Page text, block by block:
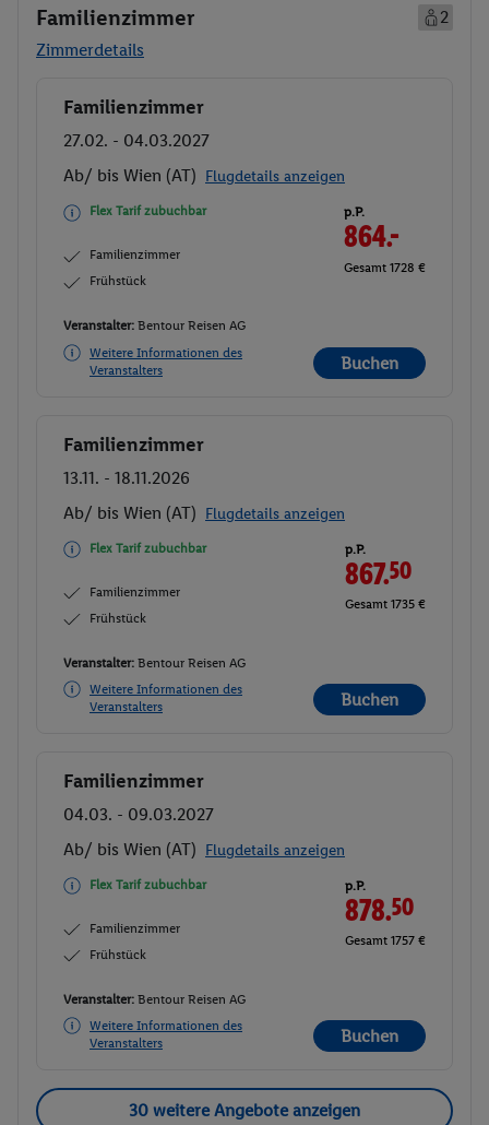
Familienzimmer
2
Zimmerdetails
Buchen
Familienzimmer
27.02. - 04.03.2027
Ab/ bis Wien (AT) Flugdetails anzeigen
Flex Tarif zubuchbar
Familienzimmer
Frühstück
p.P.
864.-
Gesamt 1728 €
Veranstalter: Bentour Reisen AG
Weitere Informationen des
Veranstalters
Buchen
Buchen
Familienzimmer
13.11. - 18.11.2026
Ab/ bis Wien (AT) Flugdetails anzeigen
Flex Tarif zubuchbar
Familienzimmer
Frühstück
p.P.
867.50
Gesamt 1735 €
Veranstalter: Bentour Reisen AG
Weitere Informationen des
Veranstalters
Buchen
Buchen
Familienzimmer
04.03. - 09.03.2027
Ab/ bis Wien (AT) Flugdetails anzeigen
Flex Tarif zubuchbar
Familienzimmer
Frühstück
p.P.
878.50
Gesamt 1757 €
Veranstalter: Bentour Reisen AG
Weitere Informationen des
Veranstalters
Buchen
30 weitere Angebote anzeigen